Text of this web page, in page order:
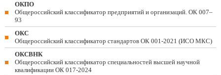
ОКПО
Общероссийский классификатор предприятий и организаций. ОК 007–
93
ОКС
Общероссийский классификатор стандартов ОК 001-2021 (ИСО МКС)
ОКСВНК
Общероссийский классификатор специальностей высшей научной
квалификации ОК 017-2024